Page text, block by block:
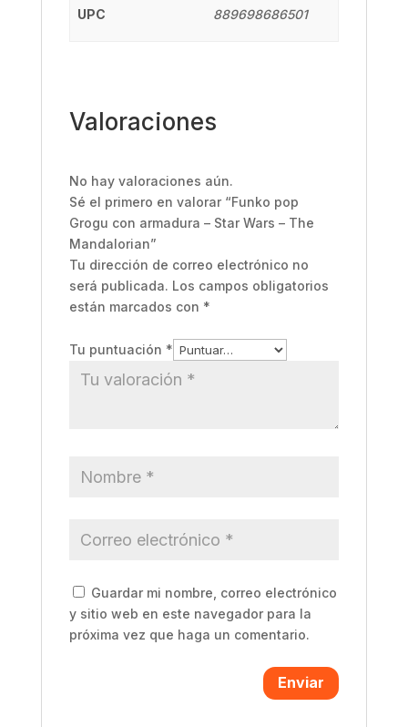
UPC 889698686501
Valoraciones
No hay valoraciones aún.
Sé el primero en valorar “Funko pop
Grogu con armadura – Star Wars – The
Mandalorian”
Tu dirección de correo electrónico no
será publicada. Los campos obligatorios
están marcados con *
Tu puntuación *
Guardar mi nombre, correo electrónico
y sitio web en este navegador para la
próxima vez que haga un comentario.